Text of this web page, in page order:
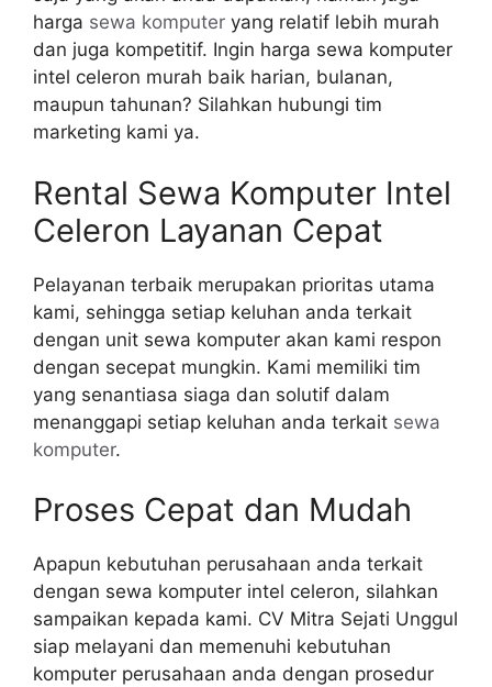
harga sewa komputer yang relatif lebih murah
dan juga kompetitif. Ingin harga sewa komputer
intel celeron murah baik harian, bulanan,
maupun tahunan? Silahkan hubungi tim
marketing kami ya.
Rental Sewa Komputer Intel
Celeron Layanan Cepat
Pelayanan terbaik merupakan prioritas utama
kami, sehingga setiap keluhan anda terkait
dengan unit sewa komputer akan kami respon
dengan secepat mungkin. Kami memiliki tim
yang senantiasa siaga dan solutif dalam
menanggapi setiap keluhan anda terkait sewa
komputer.
Proses Cepat dan Mudah
Apapun kebutuhan perusahaan anda terkait
dengan sewa komputer intel celeron, silahkan
sampaikan kepada kami. CV Mitra Sejati Unggul
siap melayani dan memenuhi kebutuhan
komputer perusahaan anda dengan prosedur